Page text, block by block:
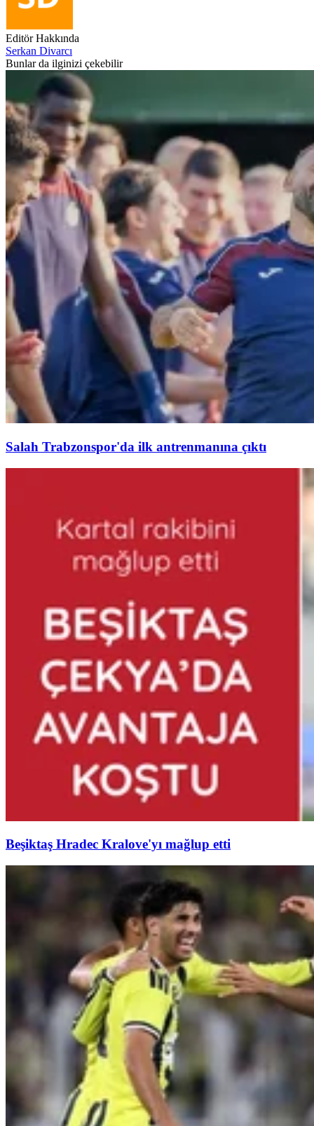
Editör Hakkında
Serkan Divarcı
Bunlar da ilginizi çekebilir
Salah Trabzonspor'da ilk antrenmanına çıktı
Beşiktaş Hradec Kralove'yı mağlup etti